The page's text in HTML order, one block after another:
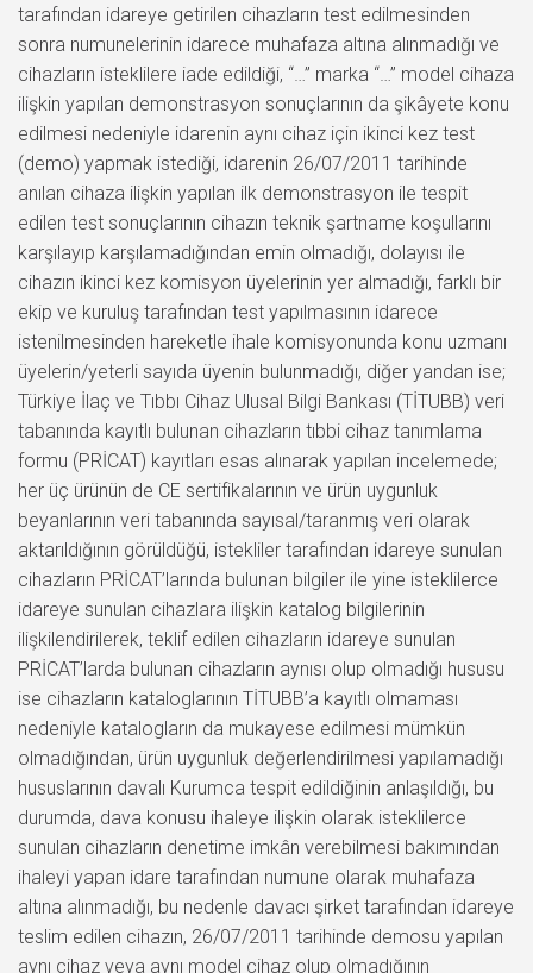
tarafından idareye getirilen cihazların test edilmesinden
sonra numunelerinin idarece muhafaza altına alınmadığı ve
cihazların isteklilere iade edildiği, “…” marka “…” model cihaza
ilişkin yapılan demonstrasyon sonuçlarının da şikâyete konu
edilmesi nedeniyle idarenin aynı cihaz için ikinci kez test
(demo) yapmak istediği, idarenin 26/07/2011 tarihinde
anılan cihaza ilişkin yapılan ilk demonstrasyon ile tespit
edilen test sonuçlarının cihazın teknik şartname koşullarını
karşılayıp karşılamadığından emin olmadığı, dolayısı ile
cihazın ikinci kez komisyon üyelerinin yer almadığı, farklı bir
ekip ve kuruluş tarafından test yapılmasının idarece
istenilmesinden hareketle ihale komisyonunda konu uzmanı
üyelerin/yeterli sayıda üyenin bulunmadığı, diğer yandan ise;
Türkiye İlaç ve Tıbbı Cihaz Ulusal Bilgi Bankası (TİTUBB) veri
tabanında kayıtlı bulunan cihazların tıbbi cihaz tanımlama
formu (PRİCAT) kayıtları esas alınarak yapılan incelemede;
her üç ürünün de CE sertifikalarının ve ürün uygunluk
beyanlarının veri tabanında sayısal/taranmış veri olarak
aktarıldığının görüldüğü, istekliler tarafından idareye sunulan
cihazların PRİCAT’larında bulunan bilgiler ile yine isteklilerce
idareye sunulan cihazlara ilişkin katalog bilgilerinin
ilişkilendirilerek, teklif edilen cihazların idareye sunulan
PRİCAT’larda bulunan cihazların aynısı olup olmadığı hususu
ise cihazların kataloglarının TİTUBB’a kayıtlı olmaması
nedeniyle katalogların da mukayese edilmesi mümkün
olmadığından, ürün uygunluk değerlendirilmesi yapılamadığı
hususlarının davalı Kurumca tespit edildiğinin anlaşıldığı, bu
durumda, dava konusu ihaleye ilişkin olarak isteklilerce
sunulan cihazların denetime imkân verebilmesi bakımından
ihaleyi yapan idare tarafından numune olarak muhafaza
altına alınmadığı, bu nedenle davacı şirket tarafından idareye
teslim edilen cihazın, 26/07/2011 tarihinde demosu yapılan
aynı cihaz veya aynı model cihaz olup olmadığının